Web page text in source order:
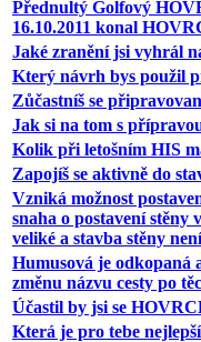
Přednultý Golfový
16.10.2011 konal
Jaké zranění jsi vyhrál
Který návrh bys použil
Zůčastníš se
Jak si na tom s
Kolik při letošním HIS
Zapojíš se aktivně do
Vzniká možnost
snaha o postavení
veliké a stavba stěny
Humusová je
změnu názvu cesty po
Účastil by jsi se
Která je pro tebe